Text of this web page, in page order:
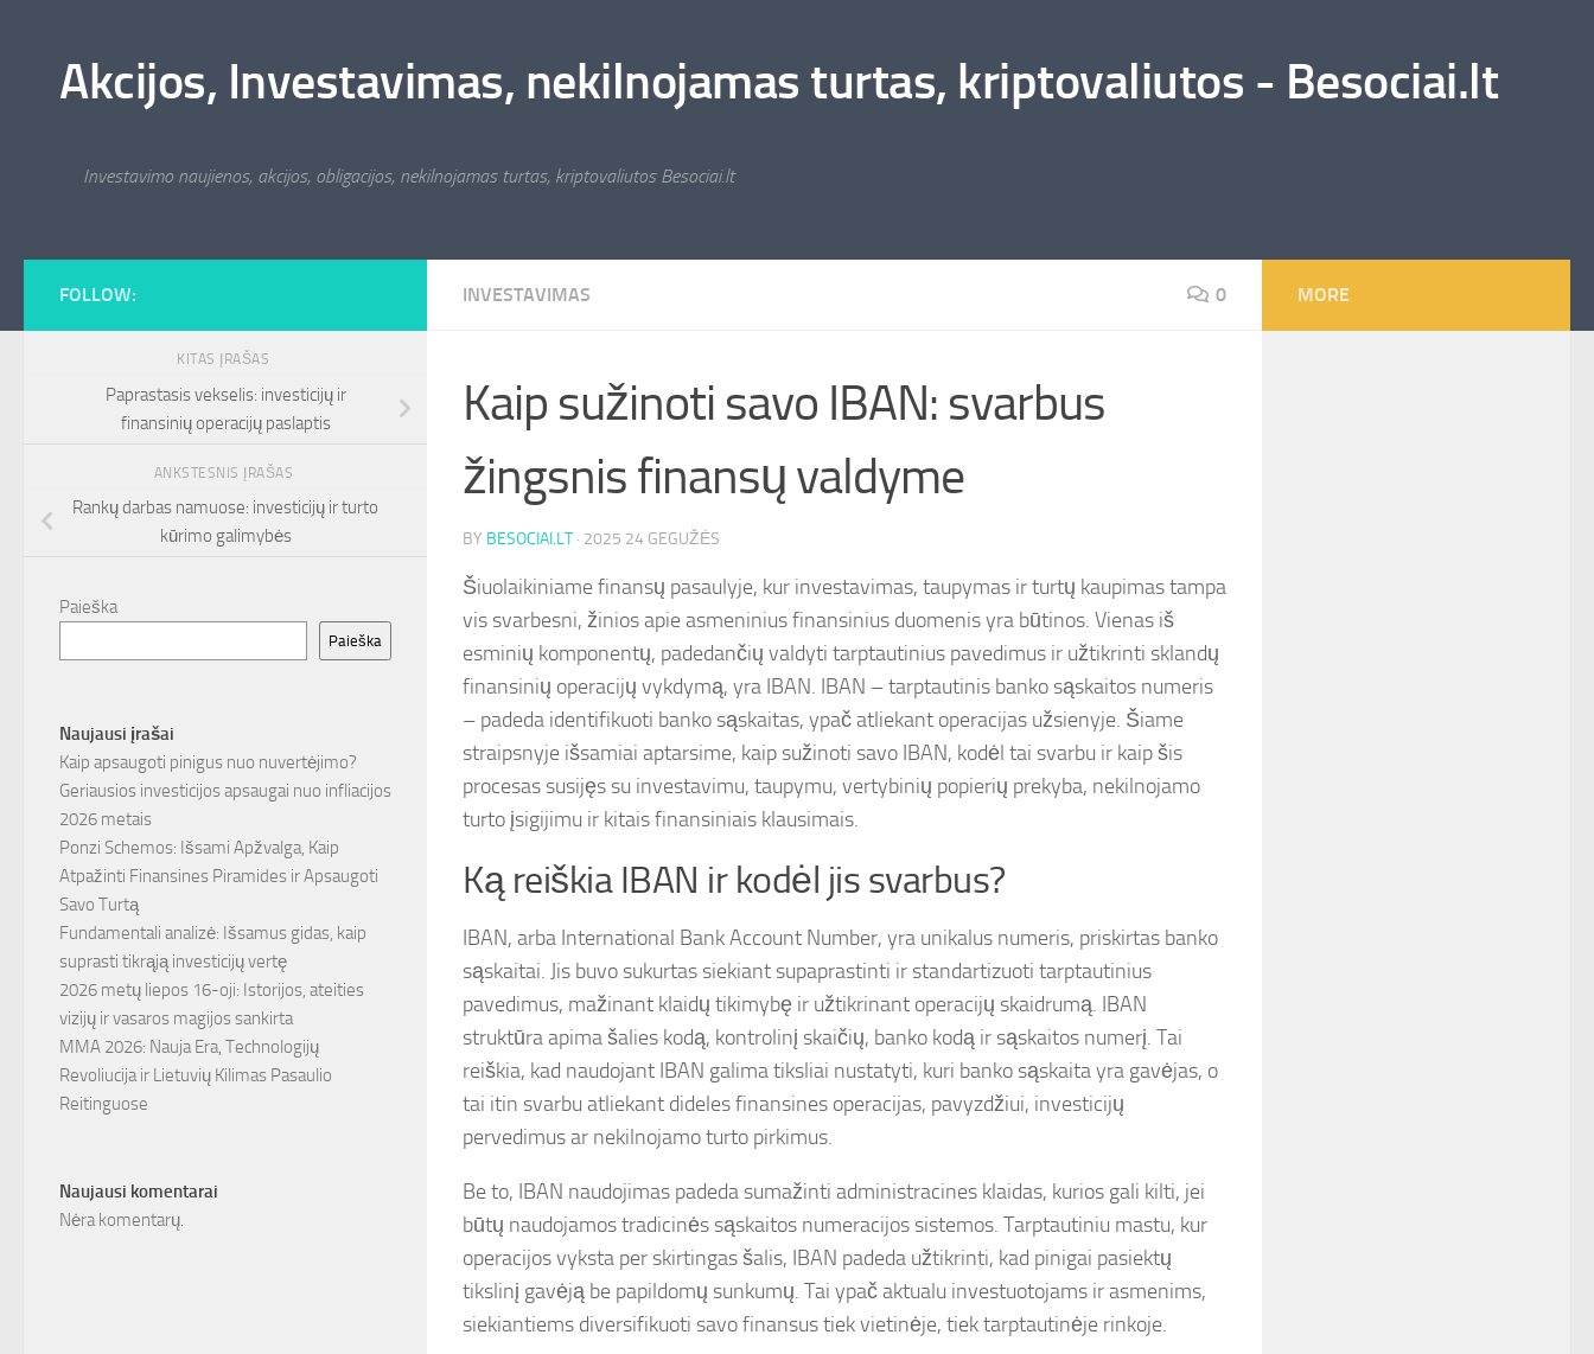
Akcijos, Investavimas, nekilnojamas turtas, kriptovaliutos - Besociai.lt
Investavimo naujienos, akcijos, obligacijos, nekilnojamas turtas, kriptovaliutos Besociai.lt
INVESTAVIMAS 0
Kaip sužinoti savo IBAN: svarbus
žingsnis finansų valdyme
BY BESOCIAI.LT · 2025 24 GEGUŽĖS
Šiuolaikiniame finansų pasaulyje, kur investavimas, taupymas ir turtų kaupimas tampa
vis svarbesni, žinios apie asmeninius finansinius duomenis yra būtinos. Vienas iš
esminių komponentų, padedančių valdyti tarptautinius pavedimus ir užtikrinti sklandų
finansinių operacijų vykdymą, yra IBAN. IBAN – tarptautinis banko sąskaitos numeris
– padeda identifikuoti banko sąskaitas, ypač atliekant operacijas užsienyje. Šiame
straipsnyje išsamiai aptarsime, kaip sužinoti savo IBAN, kodėl tai svarbu ir kaip šis
procesas susijęs su investavimu, taupymu, vertybinių popierių prekyba, nekilnojamo
turto įsigijimu ir kitais finansiniais klausimais.
Ką reiškia IBAN ir kodėl jis svarbus?
IBAN, arba International Bank Account Number, yra unikalus numeris, priskirtas banko
sąskaitai. Jis buvo sukurtas siekiant supaprastinti ir standartizuoti tarptautinius
pavedimus, mažinant klaidų tikimybę ir užtikrinant operacijų skaidrumą. IBAN
struktūra apima šalies kodą, kontrolinį skaičių, banko kodą ir sąskaitos numerį. Tai
reiškia, kad naudojant IBAN galima tiksliai nustatyti, kuri banko sąskaita yra gavėjas, o
tai itin svarbu atliekant dideles finansines operacijas, pavyzdžiui, investicijų
pervedimus ar nekilnojamo turto pirkimus.
Be to, IBAN naudojimas padeda sumažinti administracines klaidas, kurios gali kilti, jei
būtų naudojamos tradicinės sąskaitos numeracijos sistemos. Tarptautiniu mastu, kur
operacijos vyksta per skirtingas šalis, IBAN padeda užtikrinti, kad pinigai pasiektų
tikslinį gavėją be papildomų sunkumų. Tai ypač aktualu investuotojams ir asmenims,
siekiantiems diversifikuoti savo finansus tiek vietinėje, tiek tarptautinėje rinkoje.
FOLLOW:
KITAS ĮRAŠAS
Paprastasis vekselis: investicijų ir
finansinių operacijų paslaptis
ANKSTESNIS ĮRAŠAS
Rankų darbas namuose: investicijų ir turto
kūrimo galimybės
Paieška
Paieška
Naujausi įrašai
Kaip apsaugoti pinigus nuo nuvertėjimo?
Geriausios investicijos apsaugai nuo infliacijos
2026 metais
Ponzi Schemos: Išsami Apžvalga, Kaip
Atpažinti Finansines Piramides ir Apsaugoti
Savo Turtą
Fundamentali analizė: Išsamus gidas, kaip
suprasti tikrąją investicijų vertę
2026 metų liepos 16-oji: Istorijos, ateities
vizijų ir vasaros magijos sankirta
MMA 2026: Nauja Era, Technologijų
Revoliucija ir Lietuvių Kilimas Pasaulio
Reitinguose
Naujausi komentarai
Nėra komentarų.
MORE